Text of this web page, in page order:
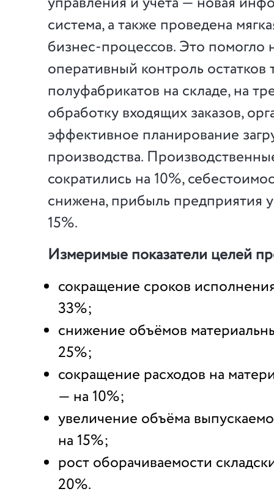
система, а также проведена
бизнес-процессов. Это помогло
оперативный контроль остатков
полуфабрикатов на складе, на
обработку входящих заказов,
эффективное планирование
производства.
сократились на 10%,
снижена, прибыль предприятия
15%.
Измеримые показатели целей
сокращение сроков
33%;
снижение объёмов
25%;
сокращение расходов на
— на 10%;
увеличение объёма
на 15%;
рост оборачиваемости
20%.